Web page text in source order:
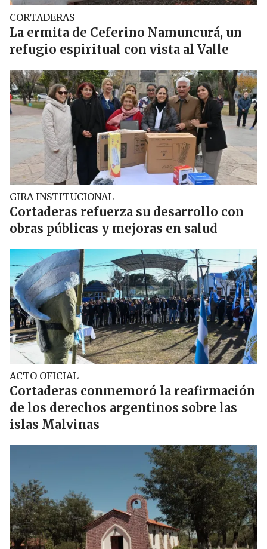
CORTADERAS
La ermita de Ceferino Namuncurá, un
refugio espiritual con vista al Valle
GIRA INSTITUCIONAL
Cortaderas refuerza su desarrollo con
obras públicas y mejoras en salud
ACTO OFICIAL
Cortaderas conmemoró la reafirmación
de los derechos argentinos sobre las
islas Malvinas